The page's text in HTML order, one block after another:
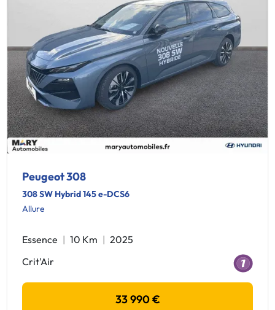
Peugeot 308
308 SW Hybrid 145 e-DCS6
Allure
Essence 10 Km
2025
Crit'Air
33 990 €